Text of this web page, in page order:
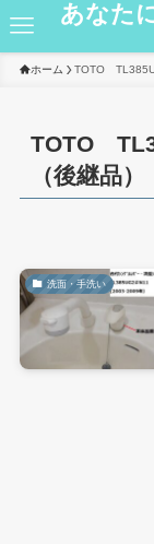
あなた
ホーム TOTO
TOTO
（後継品）
洗面・手洗い